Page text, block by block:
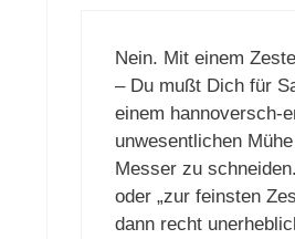
Nein. Mit einem
– Du mußt Dich für
einem hannoversch-
unwesentlichen
Messer zu
oder „zur feinsten
dann recht